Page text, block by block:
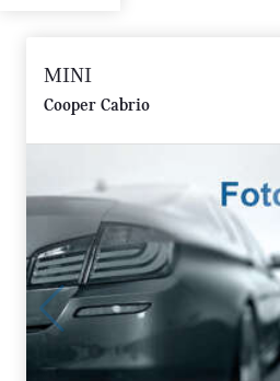
MINI
Cooper Cabrio